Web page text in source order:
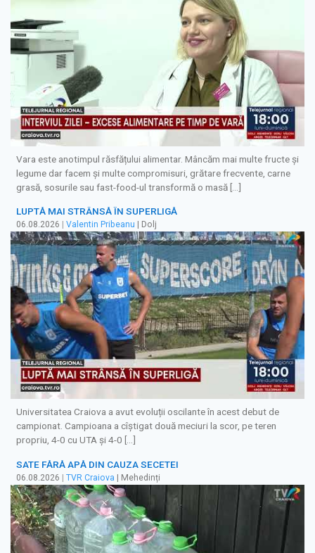
Vara este anotimpul răsfățului alimentar. Mâncăm mai multe fructe și
legume dar facem și multe compromisuri, grătare frecvente, carne
grasă, sosurile sau fast-food-ul transformă o masă […]
LUPTĂ MAI STRÂNSĂ ÎN SUPERLIGĂ
06.08.2026 Valentin Pribeanu | Dolj
Universitatea Craiova a avut evoluții oscilante în acest debut de
campionat. Campioana a cîștigat două meciuri la scor, pe teren
propriu, 4-0 cu UTA și 4-0 […]
SATE FĂRĂ APĂ DIN CAUZA SECETEI
06.08.2026 | TVR Craiova | Mehedinți